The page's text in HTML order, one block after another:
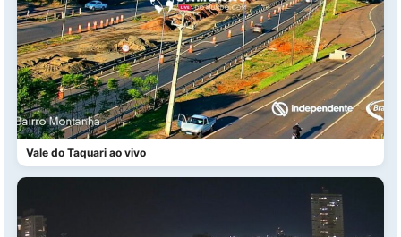
Vale do Taquari ao vivo